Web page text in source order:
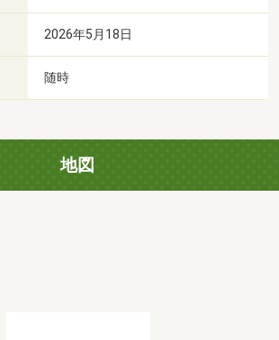
2026年5月18日
随時
地図